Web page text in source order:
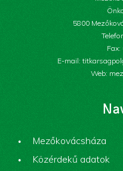
5800
E-mail:
Web:
Mezőkovácsháza
Közérdekű adatok